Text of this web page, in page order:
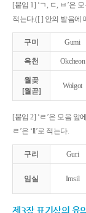
[붙임 1] ‘ㄱ, ㄷ, ㅂ’은
적는다.([ ] 안의 발음에
구미 Gumi
옥천 Okcheon
월곶
[월곧]
Wolgot
[붙임 2] ‘ㄹ’은 모음 앞
ㄹ’은 ‘ll’로 적는다.
구리 Guri
임실 Imsil
제3장 표기상의 유